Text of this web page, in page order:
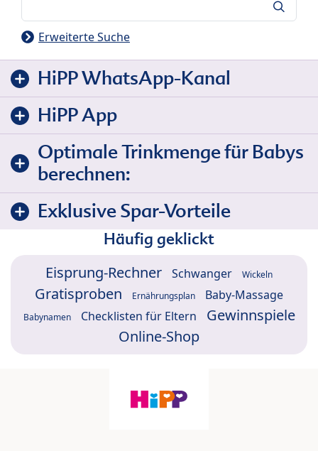
Erweiterte Suche
HiPP WhatsApp-Kanal
HiPP App
Optimale Trinkmenge für Babys
berechnen:
Exklusive Spar-Vorteile
Häufig geklickt
Eisprung-Rechner Schwanger Wickeln
Gratisproben Ernährungsplan Baby-Massage
Babynamen Checklisten für Eltern
Gewinnspiele
Online-Shop